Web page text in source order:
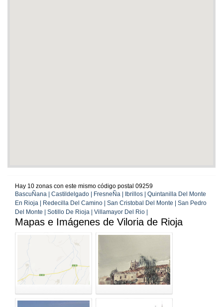
Hay 10 zonas con este mismo código postal 09259
BascuÑana | Castildelgado | FresneÑa | Ibrillos | Quintanilla Del Monte
En Rioja | Redecilla Del Camino | San Cristobal Del Monte | San Pedro
Del Monte | Sotillo De Rioja | Villamayor Del Rio |
Mapas e Imágenes de Viloria de Rioja